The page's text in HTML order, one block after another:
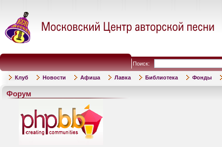
Поиск:
Клуб Новости Афиша Лавка Библиотека Фонды
Форум